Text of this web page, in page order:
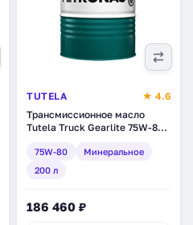
TUTELA
★ 4.6
Трансмиссионное масло
Tutela Truck Gearlite 75W-80,
(14911100)
75W-80
Минеральное
200 л
186 460 ₽